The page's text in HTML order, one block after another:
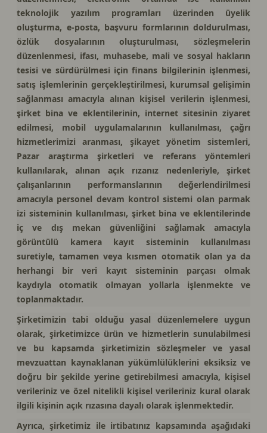
teknolojik yazılım programları üzerinden üyelik
oluşturma, e-posta, başvuru formlarının doldurulması,
özlük dosyalarının oluşturulması, sözleşmelerin
düzenlenmesi, ifası, muhasebe, mali ve sosyal hakların
tesisi ve sürdürülmesi için finans bilgilerinin işlenmesi,
satış işlemlerinin gerçekleştirilmesi, kurumsal gelişimin
sağlanması amacıyla alınan kişisel verilerin işlenmesi,
şirket bina ve eklentilerinin, internet sitesinin ziyaret
edilmesi, mobil uygulamalarının kullanılması, çağrı
hizmetlerimizi aranması, şikayet yönetim sistemleri,
Pazar araştırma şirketleri ve referans yöntemleri
kullanılarak, alınan açık rızanız nedenleriyle, şirket
çalışanlarının performanslarının değerlendirilmesi
amacıyla personel devam kontrol sistemi olan parmak
izi sisteminin kullanılması, şirket bina ve eklentilerinde
iç ve dış mekan güvenliğini sağlamak amacıyla
görüntülü kamera kayıt sisteminin kullanılması
suretiyle, tamamen veya kısmen otomatik olan ya da
herhangi bir veri kayıt sisteminin parçası olmak
kaydıyla otomatik olmayan yollarla işlenmekte ve
toplanmaktadır.
Şirketimizin tabi olduğu yasal düzenlemelere uygun
olarak, şirketimizce ürün ve hizmetlerin sunulabilmesi
ve bu kapsamda şirketimizin sözleşmeler ve yasal
mevzuattan kaynaklanan yükümlülüklerini eksiksiz ve
doğru bir şekilde yerine getirebilmesi amacıyla, kişisel
verileriniz ve özel nitelikli kişisel verileriniz kural olarak
ilgili kişinin açık rızasına dayalı olarak işlenmektedir.
Ayrıca, şirketimiz ile irtibatınız kapsamında aşağıdaki